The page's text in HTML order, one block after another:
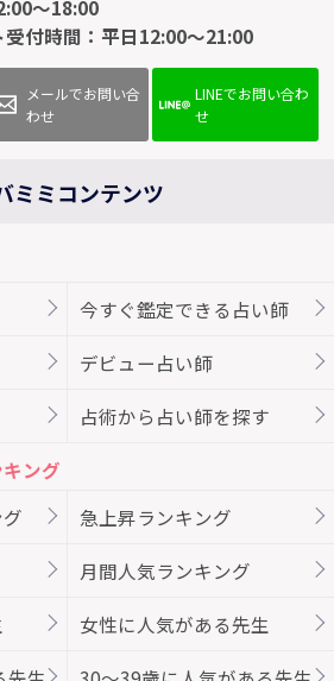
～18:00
付時間：平日12:00～21:00
メールでお問い合
わせ
LINEでお問い合わ
せ
ミミコンテンツ
今すぐ鑑定できる占い師
デビュー占い師
占術から占い師を探す
ング
急上昇ランキング
月間人気ランキング
女性に人気がある先生